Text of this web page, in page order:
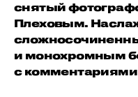
снятый
Плеховым.
и монохромным
с комментариями